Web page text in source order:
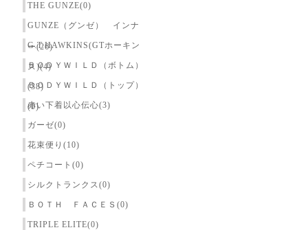
THE GUNZE(0)
GUNZE（グンゼ） インナ
ー(26)
G.T.HAWKINS(GTホーキン
ス)(4)
ＢＯＤＹＷＩＬＤ（ボトム）
(38)
ＢＯＤＹＷＩＬＤ（トップ）
(0)
赤い下着以心伝心(3)
ガーゼ(0)
花束便り(10)
ペチコート(0)
シルクトランクス(0)
ＢＯＴＨ ＦＡＣＥＳ(0)
TRIPLE ELITE(0)